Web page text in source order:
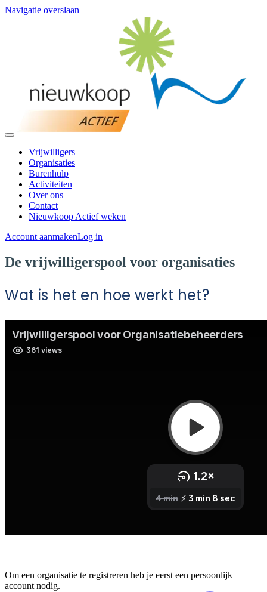
Navigatie overslaan
Vrijwilligers
Organisaties
Burenhulp
Activiteiten
Over ons
Contact
Nieuwkoop Actief weken
Account aanmakenLog in
De vrijwilligerspool voor organisaties
Wat is het en hoe werkt het?
Om een organisatie te registreren heb je eerst een persoonlijk
account nodig.